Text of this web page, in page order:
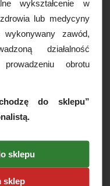
op.
CE 0123 Klasa
PLN
wykształcenie w
lub medycyny
zawód,
działalność
obrotu
do sklepu”
sklepu
sklep